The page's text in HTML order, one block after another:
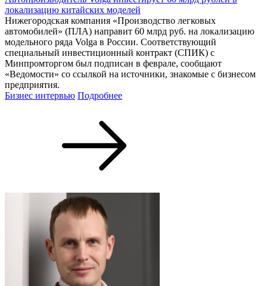
локализацию китайских моделей
Нижегородская компания «Производство легковых
автомобилей» (ПЛА) направит 60 млрд руб. на локализацию
модельного ряда Volga в России. Соответствующий
специальный инвестиционный контракт (СПИК) с
Минпромторгом был подписан в феврале, сообщают
«Ведомости» со ссылкой на источники, знакомые с бизнесом
предприятия.
Бизнес интервью Подробнее